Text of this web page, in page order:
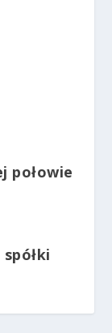
połowie